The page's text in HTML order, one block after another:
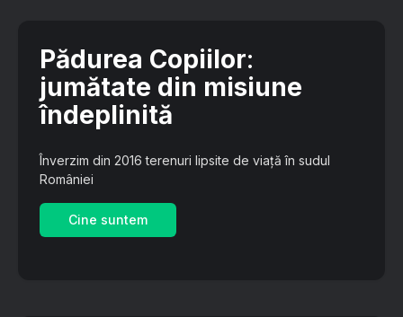
Pădurea Copiilor:
jumătate din misiune
îndeplinită
Înverzim din 2016 terenuri lipsite de viață în sudul
României
Cine suntem